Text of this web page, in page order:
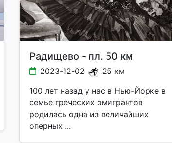
Радищево - пл. 50 км
2023-12-02
25 км
100 лет назад у нас в Нью-Йорке в
семье греческих эмигрантов
родилась одна из величайших
оперных ...